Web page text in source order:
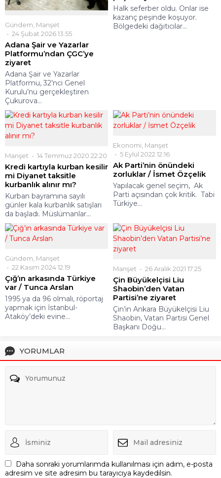
Gündem Manşet
24 Şubat 2026 13:55
Adana Şair ve Yazarlar
Platformu’ndan ÇGC’ye
ziyaret
Adana Şair ve Yazarlar
Platformu, 32’nci Genel
Kurulu’nu gerçekleştiren
Çukurova...
Halk seferber oldu. Onlar ise
kazanç peşinde koşuyor.
Bölgedeki dağıtıcılar...
Manşet 14 Temmuz 2020 22:20
Kredi kartıyla kurban kesilir
mi Diyanet taksitle
kurbanlık alınır mı?
Kurban bayramına sayılı
günler kala kurbanlık satışları
da başladı. Müslümanlar...
Ekonomi Manşet
5 Eylül 2022 12:16
Ak Parti’nin önündeki
zorluklar / İsmet Özçelik
Yapılacak genel seçim, Ak
Parti açısından çok kritik. Tabi
Türkiye...
Gündem Manşet
22 Kasım 2024 12:19
Çığ’ın arkasında Türkiye
var / Tunca Arslan
1995 ya da 96 olmalı, röportaj
yapmak için İstanbul-
Ataköy’deki evine...
Manşet 26 Aralık 2021 17:25
Çin Büyükelçisi Liu
Shaobin’den Vatan
Partisi’ne ziyaret
Çin’in Ankara Büyükelçisi Liu
Shaobin, Vatan Partisi Genel
Başkanı Doğu...
YORUMLAR
Daha sonraki yorumlarımda kullanılması için adım, e-posta
adresim ve site adresim bu tarayıcıya kaydedilsin.